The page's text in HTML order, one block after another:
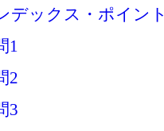
デックス・ポイント
1
2
3